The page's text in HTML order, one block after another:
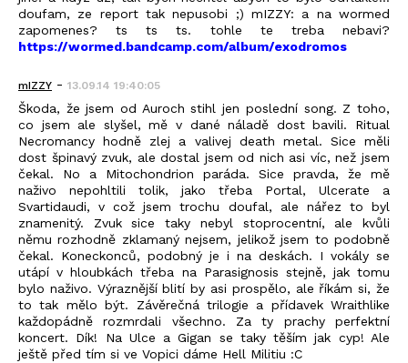
doufam, ze report tak nepusobi ;) mIZZY: a na wormed
zapomenes? ts ts ts. tohle te treba nebavi?
https://wormed.bandcamp.com/album/exodromos
mIZZY - 13.09.14 19:40:05
Škoda, že jsem od Auroch stihl jen poslední song. Z toho,
co jsem ale slyšel, mě v dané náladě dost bavili. Ritual
Necromancy hodně zlej a valivej death metal. Sice měli
dost špinavý zvuk, ale dostal jsem od nich asi víc, než jsem
čekal. No a Mitochondrion paráda. Sice pravda, že mě
naživo nepohltili tolik, jako třeba Portal, Ulcerate a
Svartidaudi, v což jsem trochu doufal, ale nářez to byl
znamenitý. Zvuk sice taky nebyl stoprocentní, ale kvůli
němu rozhodně zklamaný nejsem, jelikož jsem to podobně
čekal. Koneckonců, podobný je i na deskách. I vokály se
utápí v hloubkách třeba na Parasignosis stejně, jak tomu
bylo naživo. Výraznější blití by asi prospělo, ale říkám si, že
to tak mělo být. Závěrečná trilogie a přídavek Wraithlike
každopádně rozmrdali všechno. Za ty prachy perfektní
koncert. Dík! Na Ulce a Gigan se taky těším jak cyp! Ale
ještě před tím si ve Vopici dáme Hell Militiu :C